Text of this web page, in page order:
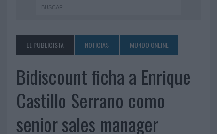
EL PUBLICISTA NOTICIAS MUNDO ONLINE
Bidiscount ficha a Enrique
Castillo Serrano como
senior sales manager